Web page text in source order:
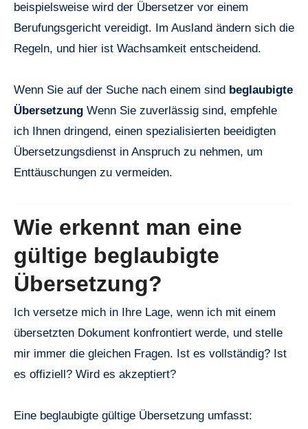
beispielsweise wird der Übersetzer vor einem
Berufungsgericht vereidigt. Im Ausland ändern sich die
Regeln, und hier ist Wachsamkeit entscheidend.
Wenn Sie auf der Suche nach einem sind beglaubigte
Übersetzung Wenn Sie zuverlässig sind, empfehle
ich Ihnen dringend, einen spezialisierten beeidigten
Übersetzungsdienst in Anspruch zu nehmen, um
Enttäuschungen zu vermeiden.
Wie erkennt man eine
gültige beglaubigte
Übersetzung?
Ich versetze mich in Ihre Lage, wenn ich mit einem
übersetzten Dokument konfrontiert werde, und stelle
mir immer die gleichen Fragen. Ist es vollständig? Ist
es offiziell? Wird es akzeptiert?
Eine beglaubigte gültige Übersetzung umfasst: